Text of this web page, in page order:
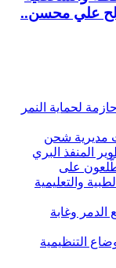
صالح علي محسن..
لحماية النمر
مديرية شحن
المنفذ البري
على
والتعليمية
الدمر وغابة
التنظيمية